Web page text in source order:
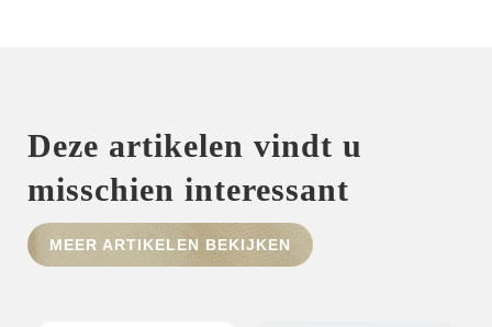
HOME
SHOP
OVER ONS
aantal
Deze artikelen vindt u
misschien interessant
MEER ARTIKELEN BEKIJKEN